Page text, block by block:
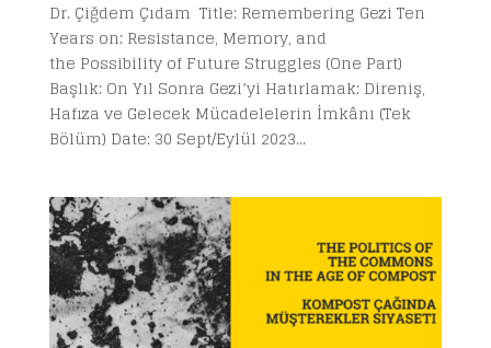
Dr. Çiğdem Çıdam Title: Remembering Gezi Ten
Years on: Resistance, Memory, and
the Possibility of Future Struggles (One Part)
Başlık: On Yıl Sonra Gezi’yi Hatırlamak: Direniş,
Hafıza ve Gelecek Mücadelelerin İmkânı (Tek
Bölüm) Date: 30 Sept/Eylül 2023...